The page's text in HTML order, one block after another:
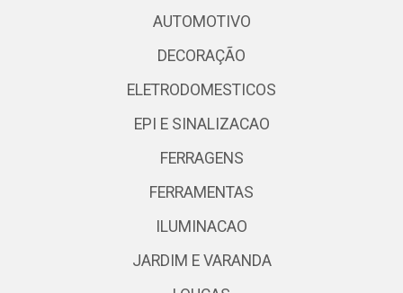
AUTOMOTIVO
DECORAÇÃO
ELETRODOMESTICOS
EPI E SINALIZACAO
FERRAGENS
FERRAMENTAS
ILUMINACAO
JARDIM E VARANDA